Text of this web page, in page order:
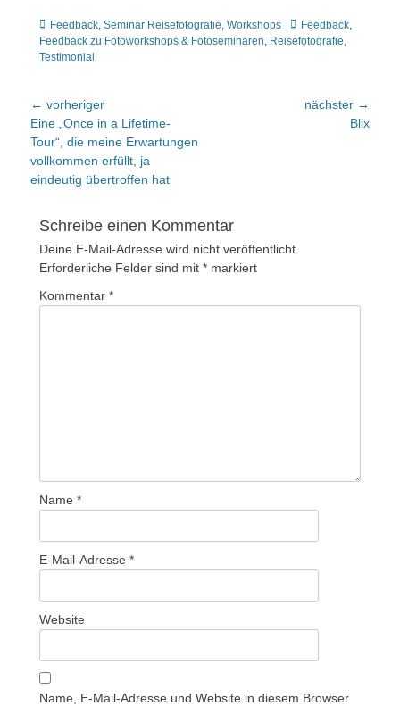
Kategorien
Feedback Seminar Reisefotografie Workshops TagsFeedback
Feedback zu Fotoworkshops & Fotoseminaren Reisefotografie
Testimonial
Beitragsnavigation
← vorheriger
Vorheriger
Beitrag:
Eine „Once in a Lifetime-
Tour“, die meine Erwartungen
vollkommen erfüllt, ja
eindeutig übertroffen hat
nächster →
Blix
Schreibe einen Kommentar
Deine E-Mail-Adresse wird nicht veröffentlicht.
Erforderliche Felder sind mit * markiert
Kommentar *
Name *
E-Mail-Adresse *
Website
Name, E-Mail-Adresse und Website in diesem Browser